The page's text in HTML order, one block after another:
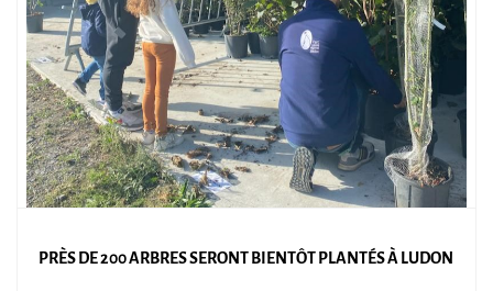
PRÈS DE 200 ARBRES SERONT BIENTÔT PLANTÉS À LUDON